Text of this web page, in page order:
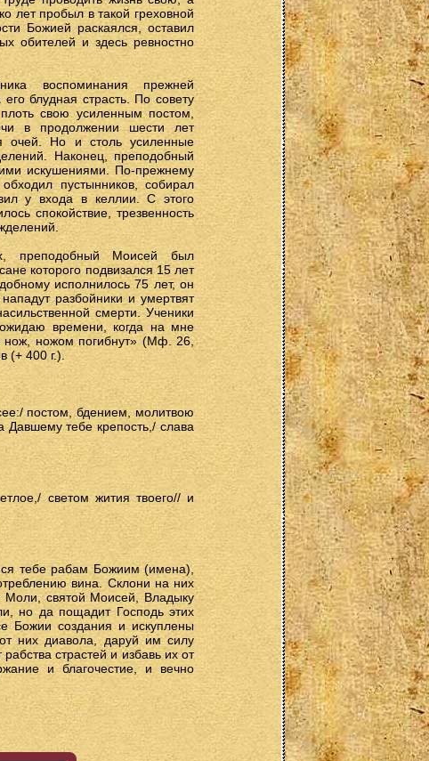
лет пробыл в такой греховной
Божией раскаялся, оставил
обителей и здесь ревностно
воспоминания прежней
блудная страсть. По совету
свою усиленным постом,
в продолжении шести лет
очей. Но и столь усиленные
Наконец, преподобный
искушениями. По-прежнему
пустынников, собирал
у входа в келлии. С этого
спокойствие, трезвенность
преподобный Моисей был
которого подвизался 15 лет
исполнилось 75 лет, он
разбойники и умертвят
смерти. Ученики
времени, когда на мне
нож, ножом погибнут» (Мф. 26,
(+ 400 г.).
постом, бдением, молитвою
тебе крепость,/ слава
светом жития твоего// и
тебе рабам Божиим (имена),
вина. Склони на них
Моли, святой Моисей, Владыку
но да пощадит Господь этих
Божии создания и искуплены
них диавола, даруй им силу
страстей и избавь их от
и благочестие, и вечно